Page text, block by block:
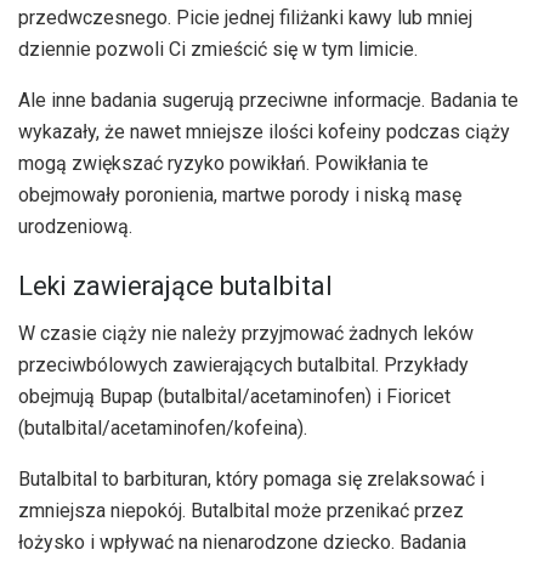
przedwczesnego. Picie jednej filiżanki kawy lub mniej
dziennie pozwoli Ci zmieścić się w tym limicie.
Ale inne badania sugerują przeciwne informacje. Badania te
wykazały, że nawet mniejsze ilości kofeiny podczas ciąży
mogą zwiększać ryzyko powikłań. Powikłania te
obejmowały poronienia, martwe porody i niską masę
urodzeniową.
Leki zawierające butalbital
W czasie ciąży nie należy przyjmować żadnych leków
przeciwbólowych zawierających butalbital. Przykłady
obejmują Bupap (butalbital/acetaminofen) i Fioricet
(butalbital/acetaminofen/kofeina).
Butalbital to barbituran, który pomaga się zrelaksować i
zmniejsza niepokój. Butalbital może przenikać przez
łożysko i wpływać na nienarodzone dziecko. Badania